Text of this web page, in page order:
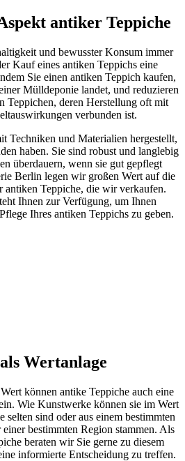
antiker Teppiche
und bewusster Konsum immer
Kauf eines antiken Teppichs eine
Sie einen antiken Teppich kaufen,
Mülldeponie landet, und reduzieren
Teppichen, deren Herstellung oft mit
verbunden ist.
Techniken und Materialien hergestellt,
haben. Sie sind robust und langlebig
überdauern, wenn sie gut gepflegt
Berlin legen wir großen Wert auf die
antiken Teppiche, die wir verkaufen.
Ihnen zur Verfügung, um Ihnen
Ihres antiken Teppichs zu geben.
Wertanlage
können antike Teppiche auch eine
Wie Kunstwerke können sie im Wert
selten sind oder aus einem bestimmten
bestimmten Region stammen. Als
beraten wir Sie gerne zu diesem
informierte Entscheidung zu treffen.